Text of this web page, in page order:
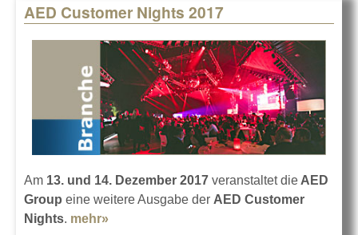
AED Customer Nights 2017
Am 13. und 14. Dezember 2017 veranstaltet die AED
Group eine weitere Ausgabe der AED Customer
Nights. mehr»